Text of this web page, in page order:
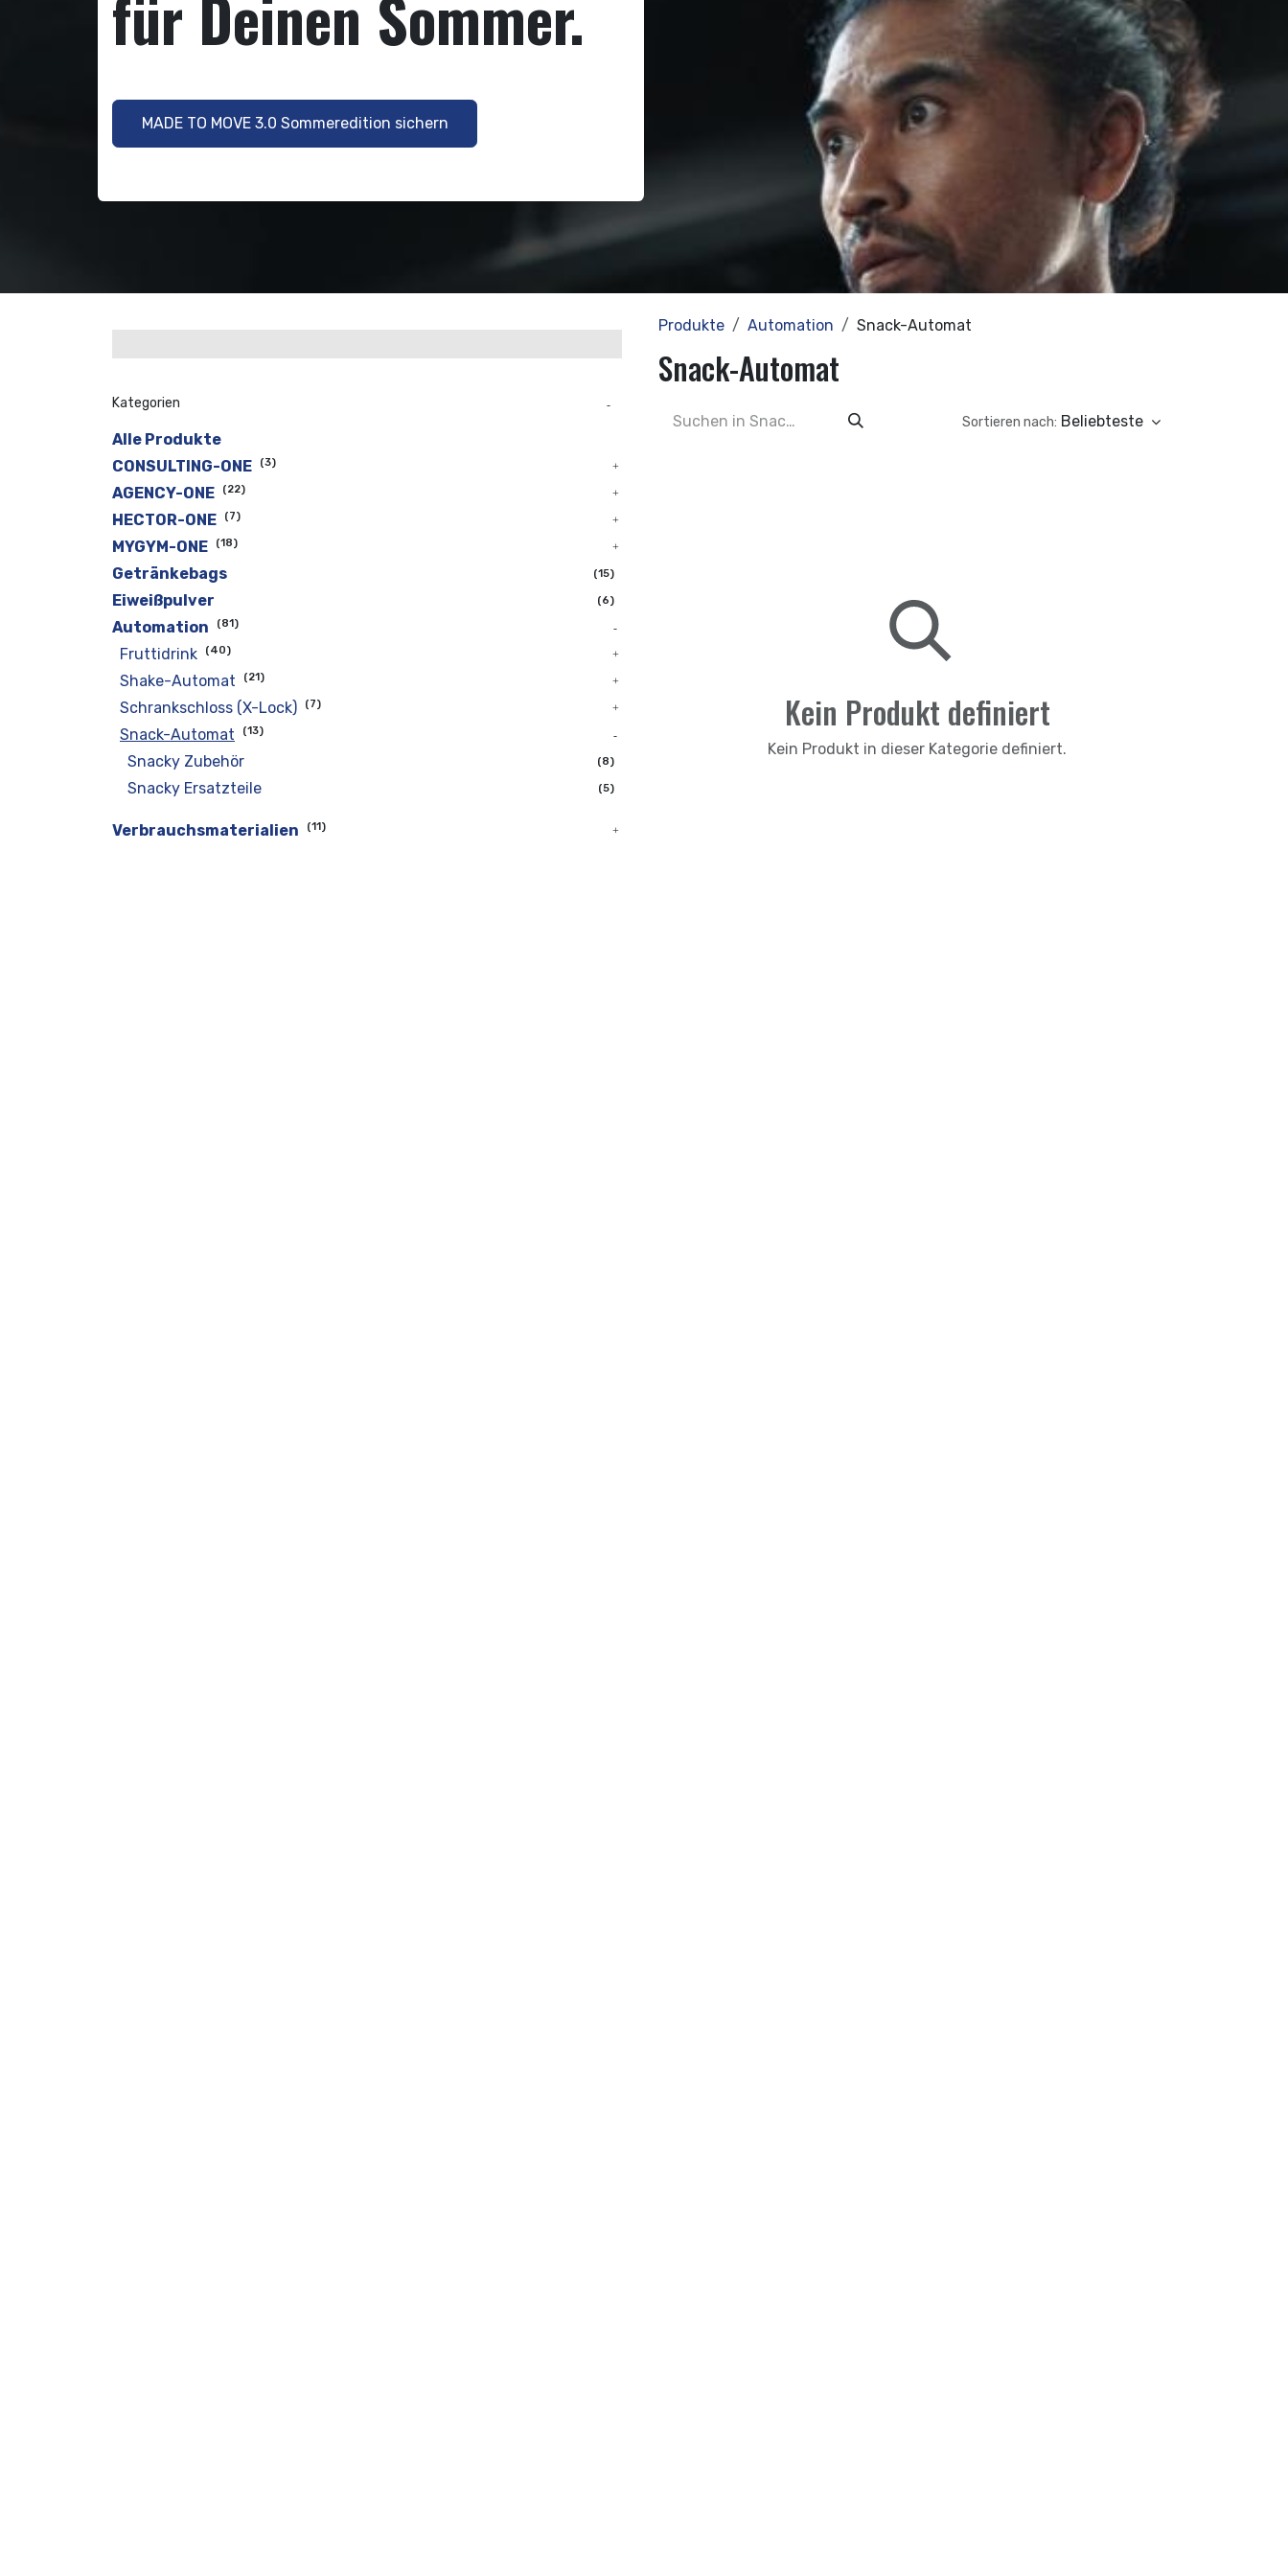
für Deinen Sommer.
MADE TO MOVE 3.0 Sommeredition sichern
Kategorien
Alle Produkte
CONSULTING-ONE
(3)
AGENCY-ONE (22)
HECTOR-ONE (7)
MYGYM-ONE (18)
Getränkebags (15)
Eiweißpulver (6)
Automation (81)
Fruttidrink (40)
Shake-Automat (21)
Schrankschloss (X-Lock) (7)
Snack-Automat (13)
Snacky Zubehör (8)
Snacky Ersatzteile (5)
Verbrauchsmaterialien (11)
Produkte Automation Snack-Automat
Snack-Automat
Sortieren nach: Beliebteste
Kein Produkt definiert
Kein Produkt in dieser Kategorie definiert.